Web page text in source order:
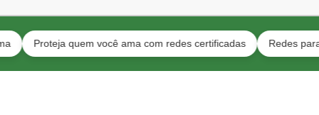
quem você ama com redes certificadas Redes para pets e